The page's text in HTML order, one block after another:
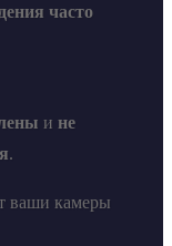
часто
и не
.
ваши камеры